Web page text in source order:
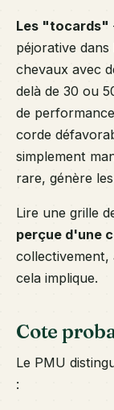
Les "tocards"
péjorative
chevaux avec
delà de 30 ou
de
corde
simplement
rare, génère
Lire une grille
perçue d'une
collectivement,
cela implique.
Cote
Le PMU
: